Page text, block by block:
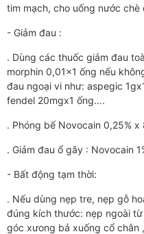
tim mạch, cho uống nước chè
- Giảm đau :
. Dùng các thuốc giảm đau
morphin 0,01x1 ống nếu
đau ngoại vi như: aspegic
fendel 20mgx1 ống….
. Phóng bế Novocain 0,25%
. Giảm đau ổ gãy : Novocain
- Bất động tạm thời:
. Nếu dùng nẹp tre, nẹp gỗ
đúng kích thước: nẹp ngoài
góc xưong bả xuống cổ